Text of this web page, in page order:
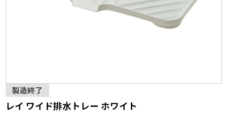
製造終了
レイ ワイド排水トレー ホワイト